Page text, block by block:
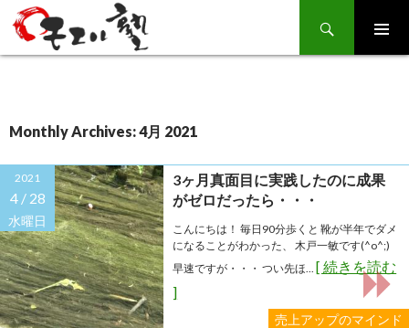
Search
SKIP
TO
Monthly Archives: 4月 2021
2021
4 / 28
水曜日
売上アップのマインド
3ヶ月真面目に実践したのに成果
がゼロだったら・・・
こんにちは！ 毎日90分歩くと 靴が半年でダメ
になることがわかった、 木戸一敏です(^o^;)
早速ですが・・・ つい先ほ... [ 続きを読む
]